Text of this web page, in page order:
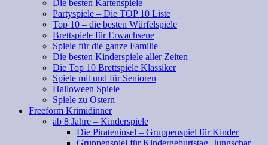
Die besten Kartenspiele
Partyspiele – Die TOP 10 Liste
Top 10 – die besten Würfelspiele
Brettspiele für Erwachsene
Spiele für die ganze Familie
Die besten Kinderspiele aller Zeiten
Die Top 10 Brettspiele Klassiker
Spiele mit und für Senioren
Halloween Spiele
Spiele zu Ostern
Freeform Krimidinner
ab 8 Jahre – Kinderspiele
Die Pirateninsel – Gruppenspiel für Kinder
Gruppenspiel für Kindergeburtstag, Jungschar,